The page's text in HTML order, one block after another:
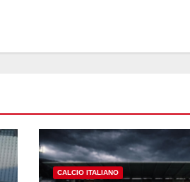
CALCIO ITALIANO